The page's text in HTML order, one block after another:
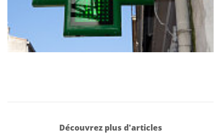
Découvrez plus d'articles